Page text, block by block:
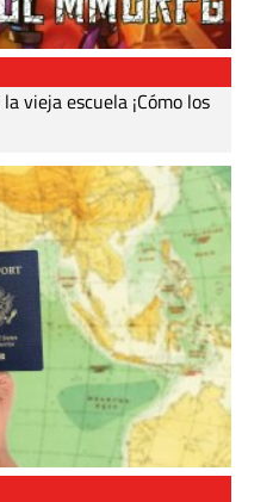
vieja escuela ¡Cómo los